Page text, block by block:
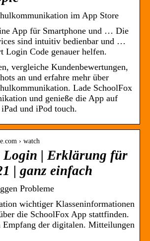
im App Store
App für Smartphone und … Die
sind intuitiv bedienbar und …
Login Code genauer helfen.
vergleiche Kundenbewertungen,
an und erfahre mehr über
Lade SchoolFox
und genieße die App auf
und iPod touch.
› watch
Login | Erklärung für
| ganz einfach
Probleme
wichtiger Klasseninformationen
die SchoolFox App stattfinden.
Empfang der digitalen. Mitteilungen